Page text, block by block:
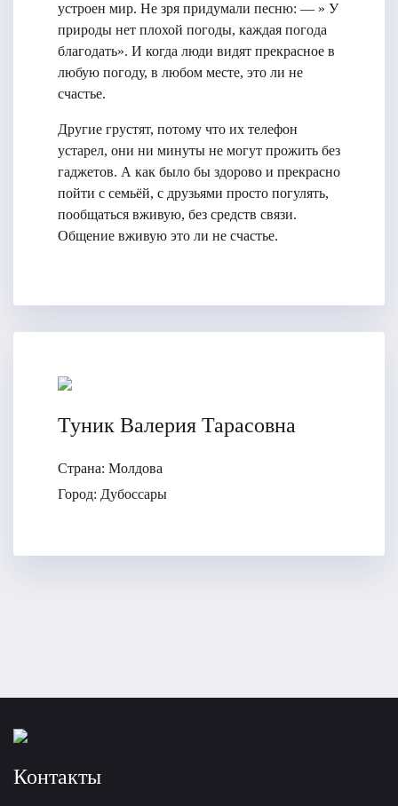
устроен мир. Не зря придумали песню: — » У
природы нет плохой погоды, каждая погода
благодать». И когда люди видят прекрасное в
любую погоду, в любом месте, это ли не
счастье.
Другие грустят, потому что их телефон
устарел, они ни минуты не могут прожить без
гаджетов. А как было бы здорово и прекрасно
пойти с семьёй, с друзьями просто погулять,
пообщаться вживую, без средств связи.
Общение вживую это ли не счастье.
Туник Валерия Тарасовна
Страна: Молдова
Город: Дубоссары
Контакты